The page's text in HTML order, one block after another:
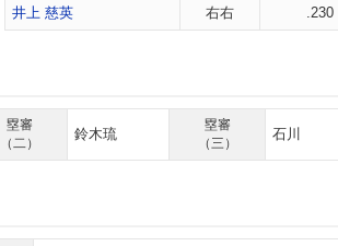
井上 慈英 右右 .230
塁審
（二）
鈴木琉
塁審
（三）
石川